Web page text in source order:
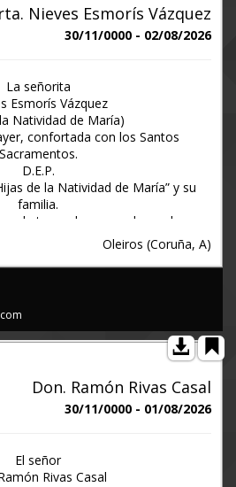
nº10, Arteixo.
6 de Agosto 2.026
(981 600158)
Nieves Esmorís Vázquez
30/11/0000 - 02/08/2026
La señorita
Esmorís Vázquez
Natividad de María)
confortada con los Santos
Sacramentos.
D.E.P.
de la Natividad de María” y su
familia.
el eterno descanso de su alma y
a la misa funeral de cuerpo presente
día 3, a las ONCE de la mañana,
– Iñás, siendo a continuación
restos mortales al cementerio
de Barrañán (Arteixo), por cuyos
anticipan gracias.
de Compostela concede las
“La Grande Obra de Atocha” –
– Rúa As Atochas, 2 – Iñás.
3 de agosto de 2026
Oleiros (Coruña, A)
Don. Ramón Rivas Casal
30/11/0000 - 01/08/2026
El señor
Rivas Casal